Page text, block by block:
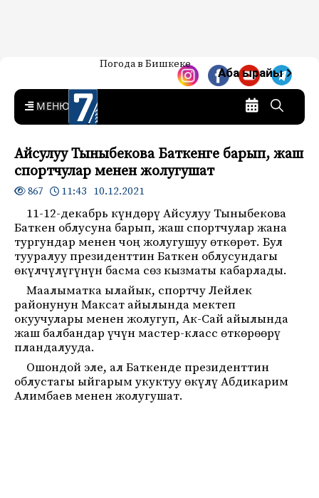
7-канал. Жаңылыктар —
Кыргызстан
Жаңылыктар — Кыргызстан
Погода в Бишкеке
Аба ырайы
MENU
Айсулуу Тыныбекова Баткенге барып, жаш
спортчулар менен жолугушат
867 11:43 10.12.2021
11-12-декабрь күндөрү Айсулуу Тыныбекова
Баткен облусуна барып, жаш спортчулар жана
тургундар менен чоң жолугушуу өткөрөт. Бул
тууралуу президенттин Баткен облусундагы
өкүлчүлүгүнүн басма сөз кызматы кабарлады.
Маалыматка ылайык, спортчу Лейлек
районунун Максат айылында мектеп
окуучулары менен жолугуп, Ак-Сай айылында
жаш балбандар үчүн мастер-класс өткөрөөрү
пландалууда.
Ошондой эле, ал Баткенде президенттин
облустагы ыйгарым укуктуу өкүлү Абдикарим
Алимбаев менен жолугушат.